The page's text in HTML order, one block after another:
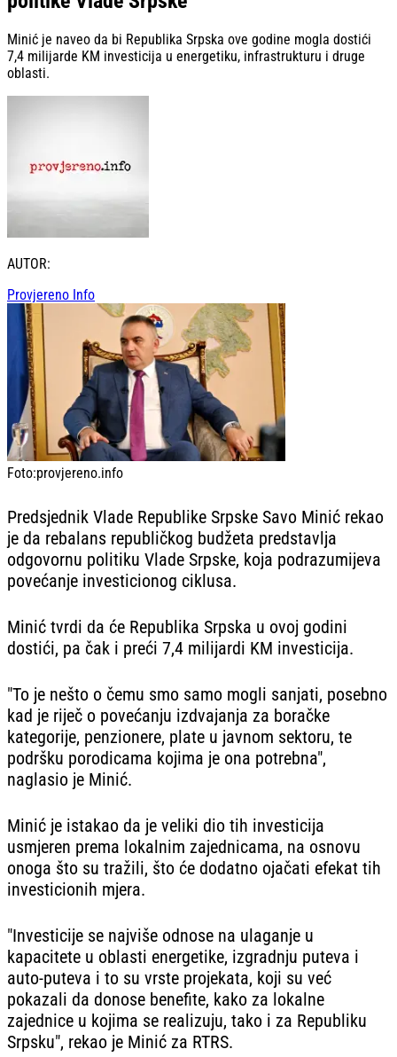
Minić je naveo da bi Republika Srpska ove godine mogla dostići
7,4 milijarde KM investicija u energetiku, infrastrukturu i druge
oblasti.
AUTOR:
Provjereno Info
Foto:provjereno.info
Predsjednik Vlade Republike Srpske Savo Minić rekao
je da rebalans republičkog budžeta predstavlja
odgovornu politiku Vlade Srpske, koja podrazumijeva
povećanje investicionog ciklusa.
Minić tvrdi da će Republika Srpska u ovoj godini
dostići, pa čak i preći 7,4 milijardi KM investicija.
"To je nešto o čemu smo samo mogli sanjati, posebno
kad je riječ o povećanju izdvajanja za boračke
kategorije, penzionere, plate u javnom sektoru, te
podršku porodicama kojima je ona potrebna",
naglasio je Minić.
Minić je istakao da je veliki dio tih investicija
usmjeren prema lokalnim zajednicama, na osnovu
onoga što su tražili, što će dodatno ojačati efekat tih
investicionih mjera.
"Investicije se najviše odnose na ulaganje u
kapacitete u oblasti energetike, izgradnju puteva i
auto-puteva i to su vrste projekata, koji su već
pokazali da donose benefite, kako za lokalne
zajednice u kojima se realizuju, tako i za Republiku
Srpsku", rekao je Minić za RTRS.